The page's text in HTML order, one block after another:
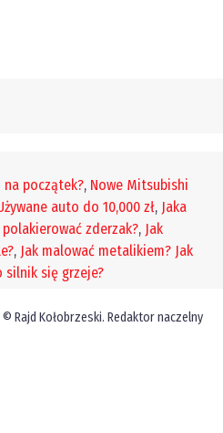
na początek?, Nowe Mitsubishi
auto do 10,000 zł, Jaka
polakierować zderzak?, Jak
, Jak malować metalikiem? Jak
silnik się grzeje?
Rajd Kołobrzeski. Redaktor naczelny